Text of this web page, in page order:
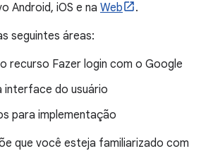
Android, iOS e na Web
.
seguintes áreas:
recurso Fazer login com o Google
interface do usuário
para implementação
que você esteja familiarizado com